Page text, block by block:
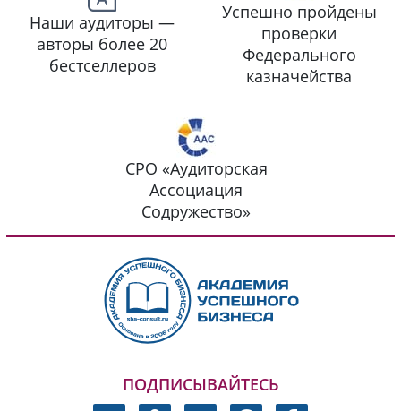
Наши аудиторы —
авторы более 20
бестселлеров
Успешно пройдены
проверки
Федерального
казначейства
СРО «Аудиторская
Ассоциация
Содружество»
ПОДПИСЫВАЙТЕСЬ